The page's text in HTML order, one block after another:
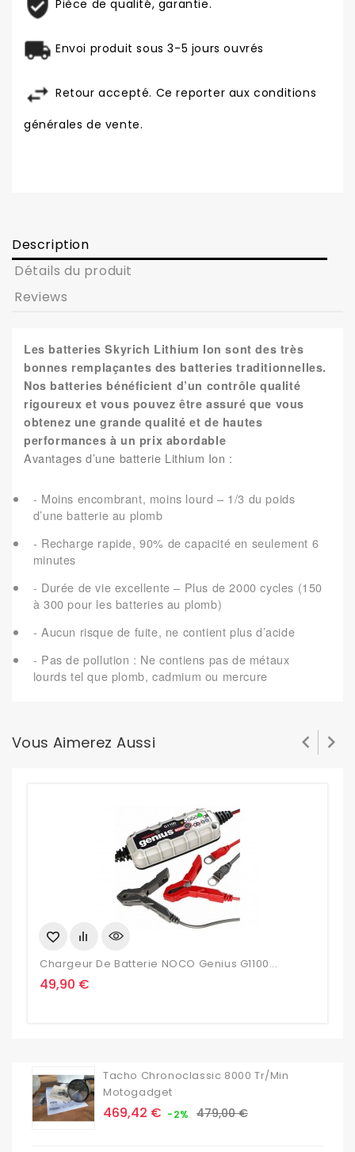
Pièce de qualité, garantie.
Envoi produit sous 3-5 jours ouvrés
Retour accepté. Ce reporter aux conditions
générales de vente.
Description
Détails du produit
Reviews
Les batteries Skyrich Lithium Ion sont des très
bonnes remplaçantes des batteries traditionnelles.
Nos batteries bénéficient d’un contrôle qualité
rigoureux et vous pouvez être assuré que vous
obtenez une grande qualité et de hautes
performances à un prix abordable
Avantages d’une batterie Lithium Ion :
- Moins encombrant, moins lourd – 1/3 du poids
d’une batterie au plomb
- Recharge rapide, 90% de capacité en seulement 6
minutes
- Durée de vie excellente – Plus de 2000 cycles (150
à 300 pour les batteries au plomb)
- Aucun risque de fuite, ne contient plus d’acide
- Pas de pollution : Ne contiens pas de métaux
lourds tel que plomb, cadmium ou mercure
Vous Aimerez Aussi
Chargeur De Batterie NOCO Genius G1100...
Prix
49,90 €
 
Tacho Chronoclassic 8000 Tr/min
Motogadget
Prix
469,42 € -2% Prix
479,00 €